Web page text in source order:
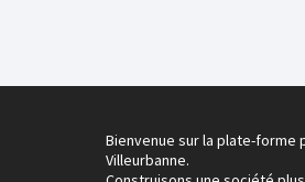
Bienvenue sur la plate-
Villeurbanne.